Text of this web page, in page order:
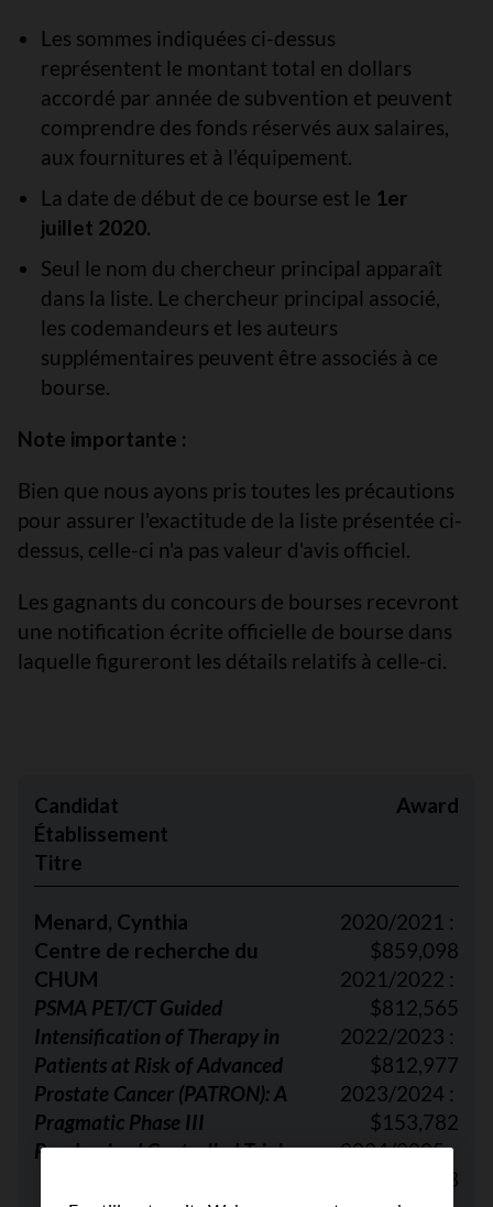
Les sommes indiquées ci-dessus
représentent le montant total en dollars
accordé par année de subvention et peuvent
comprendre des fonds réservés aux salaires,
aux fournitures et à l’équipement.
La date de début de ce bourse est le 1er
juillet 2020.
Seul le nom du chercheur principal apparaît
dans la liste. Le chercheur principal associé,
les codemandeurs et les auteurs
supplémentaires peuvent être associés à ce
bourse.
Note importante :
Bien que nous ayons pris toutes les précautions
pour assurer l'exactitude de la liste présentée ci-
dessus, celle-ci n'a pas valeur d'avis officiel.
Les gagnants du concours de bourses recevront
une notification écrite officielle de bourse dans
laquelle figureront les détails relatifs à celle-ci.
Candidat
Établissement
Titre
Award
Menard, Cynthia
Centre de recherche du
CHUM
PSMA PET/CT Guided
Intensification of Therapy in
Patients at Risk of Advanced
Prostate Cancer (PATRON): A
Pragmatic Phase III
Randomized Controlled Trial
2020/2021 :
$859,098
2021/2022 :
$812,565
2022/2023 :
$812,977
2023/2024 :
$153,782
2024/2025 :
$215,653